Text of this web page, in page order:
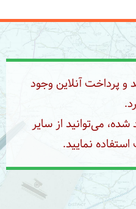
پرداخت آنلاین وجود
می‌توانید از سایر
نمایید.